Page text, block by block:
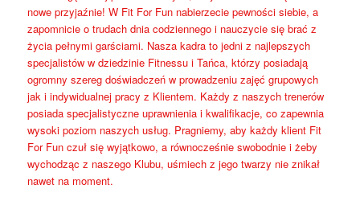
nowe przyjaźnie! W Fit For Fun nabierzecie pewności siebie, a
zapomnicie o trudach dnia codziennego i nauczycie się brać z
życia pełnymi garściami. Nasza kadra to jedni z najlepszych
specjalistów w dziedzinie Fitnessu i Tańca, którzy posiadają
ogromny szereg doświadczeń w prowadzeniu zajęć grupowych
jak i indywidualnej pracy z Klientem. Każdy z naszych trenerów
posiada specjalistyczne uprawnienia i kwalifikacje, co zapewnia
wysoki poziom naszych usług. Pragniemy, aby każdy klient Fit
For Fun czuł się wyjątkowo, a równocześnie swobodnie i żeby
wychodząc z naszego Klubu, uśmiech z jego twarzy nie znikał
nawet na moment.